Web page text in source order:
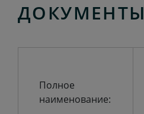
ДОКУМЕНТЫ
Полное
наименование: